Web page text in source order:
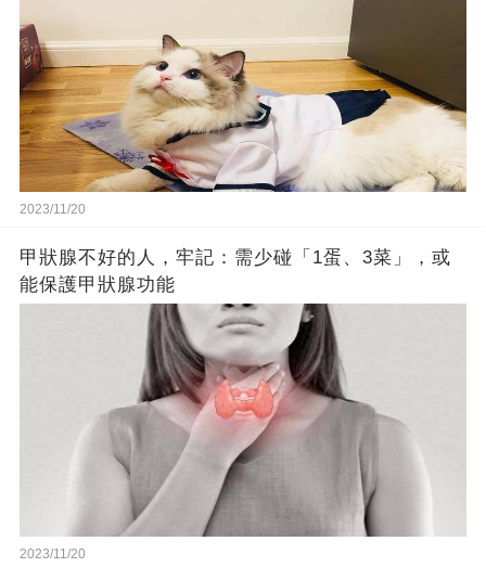
2023/11/20
甲狀腺不好的人，牢記：需少碰「1蛋、3菜」，或
能保護甲狀腺功能
2023/11/20